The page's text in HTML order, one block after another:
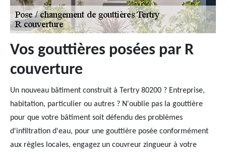
Vos gouttières posées par R
couverture
Un nouveau bâtiment construit à Tertry 80200 ? Entreprise,
habitation, particulier ou autres ? N'oublie pas la gouttière
pour que votre bâtiment soit défendu des problèmes
d'infiltration d'eau, pour une gouttière posée conformément
aux règles locales, engagez un couvreur zingueur à votre